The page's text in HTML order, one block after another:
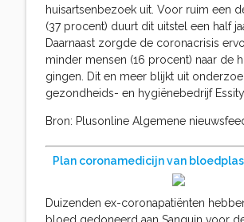
huisartsenbezoek uit. Voor ruim een
(37 procent) duurt dit uitstel een half
Daarnaast zorgde de coronacrisis
minder mensen (16 procent) naar de
gingen. Dit en meer blijkt uit
gezondheids- en hygiënebedrijf Essity.
Bron: Plusonline Algemene
Plan coronamedicijn van
Duizenden ex-coronapatiënten